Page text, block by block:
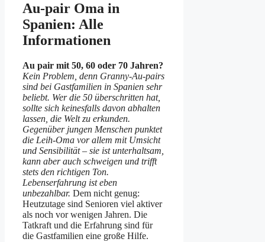
Au-pair Oma in
Spanien: Alle
Informationen
Au pair mit 50, 60 oder 70 Jahren?
Kein Problem, denn Granny-Au-pairs
sind bei Gastfamilien in Spanien sehr
beliebt. Wer die 50 überschritten hat,
sollte sich keinesfalls davon abhalten
lassen, die Welt zu erkunden.
Gegenüber jungen Menschen punktet
die Leih-Oma vor allem mit Umsicht
und Sensibilität – sie ist unterhaltsam,
kann aber auch schweigen und trifft
stets den richtigen Ton.
Lebenserfahrung ist eben
unbezahlbar. Dem nicht genug:
Heutzutage sind Senioren viel aktiver
als noch vor wenigen Jahren. Die
Tatkraft und die Erfahrung sind für
die Gastfamilien eine große Hilfe.